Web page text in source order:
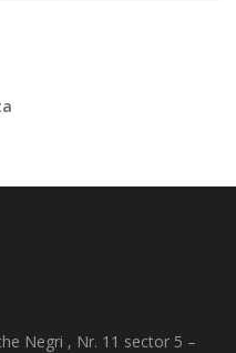
Negri , Nr. 11 sector 5 –